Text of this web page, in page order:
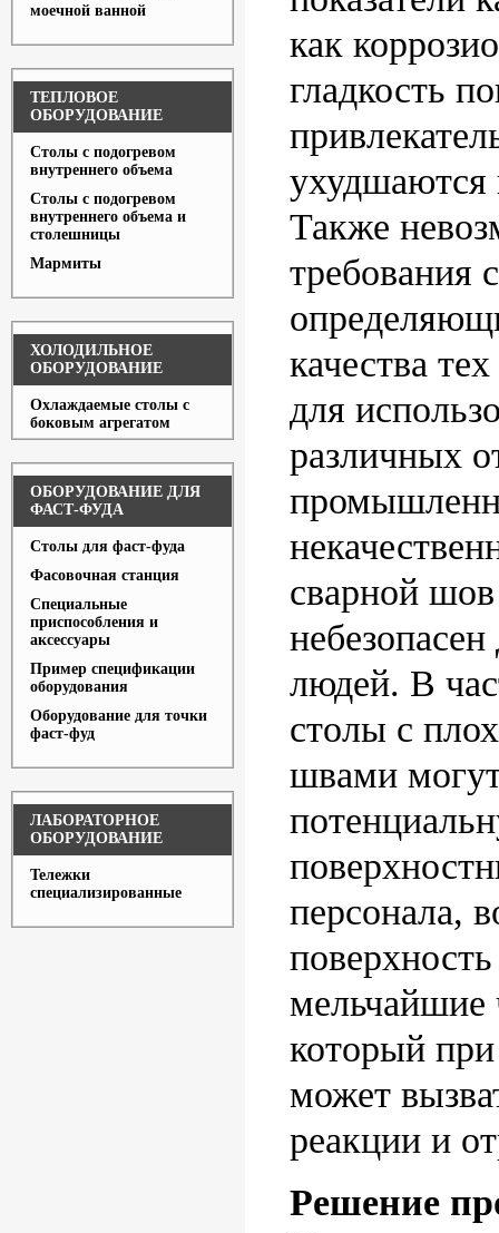
моечной ванной
ТЕПЛОВОЕ
ОБОРУДОВАНИЕ
Столы с подогревом
внутреннего объема
Столы с подогревом
внутреннего объема и
столешницы
Мармиты
ХОЛОДИЛЬНОЕ
ОБОРУДОВАНИЕ
Охлаждаемые столы с
боковым агрегатом
ОБОРУДОВАНИЕ ДЛЯ
ФАСТ-ФУДА
Столы для фаст-фуда
Фасовочная станция
Специальные
приспособления и
аксессуары
Пример спецификации
оборудования
Оборудование для точки
фаст-фуд
ЛАБОРАТОРНОЕ
ОБОРУДОВАНИЕ
Тележки
специализированные
как
гладкость
ухудшаются
Также
требования
качества
для
различных
сварной
людей. В
столы с
швами
персонала,
мельчайшие
который
может
реакции и
Решение